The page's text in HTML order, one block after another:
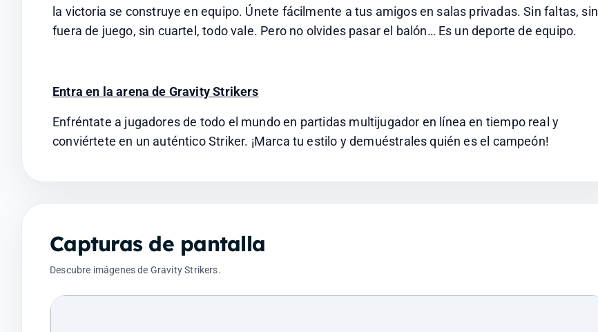
la victoria se construye en equipo. Únete fácilmente a tus amigos en salas privadas. Sin faltas, sin
fuera de juego, sin cuartel, todo vale. Pero no olvides pasar el balón… Es un deporte de equipo.
Entra en la arena de Gravity Strikers
Enfréntate a jugadores de todo el mundo en partidas multijugador en línea en tiempo real y
conviértete en un auténtico Striker. ¡Marca tu estilo y demuéstrales quién es el campeón!
Capturas de pantalla
Descubre imágenes de Gravity Strikers.